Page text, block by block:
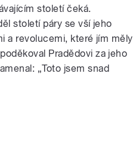
století čeká.
století páry se vší jeho
a revolucemi, které jím měly
Pradědovi za jeho
„Toto jsem snad